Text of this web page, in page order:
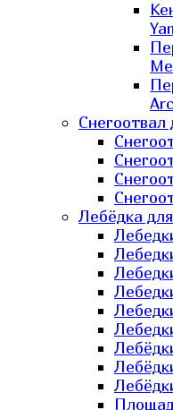
Снегоотвал
Лебёдка